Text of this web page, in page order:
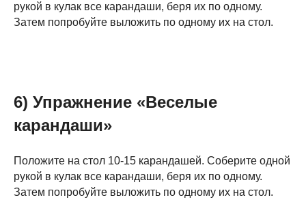
рукой в кулак все карандаши, беря их по одному.
Затем попробуйте выложить по одному их на стол.
6) Упражнение «Веселые
карандаши»
Положите на стол 10-15 карандашей. Соберите одной
рукой в кулак все карандаши, беря их по одному.
Затем попробуйте выложить по одному их на стол.